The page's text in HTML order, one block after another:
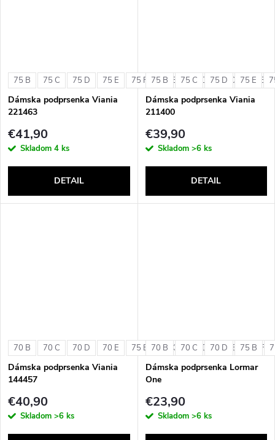
75 B 75 C 75 D 75 E 75 F 80 B 80 C 80 D 80 E
Dámska podprsenka Viania
221463
€41,90
Skladom 4 ks
DETAIL
75 B 75 C 75 D 75 E
Dámska podprsenka Viania
211400
€39,90
Skladom >6 ks
DETAIL
70 B 70 C 70 D 70 E 75 B 75 C 75 D 75 E 75 F
Dámska podprsenka Viania
144457
€40,90
Skladom >6 ks
70 B 70 C 70 D 75 B
Dámska podprsenka Lormar
One
€23,90
Skladom >6 ks